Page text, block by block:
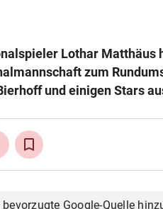
Lothar Matthäus
zum
und einigen Stars
Google-Quelle